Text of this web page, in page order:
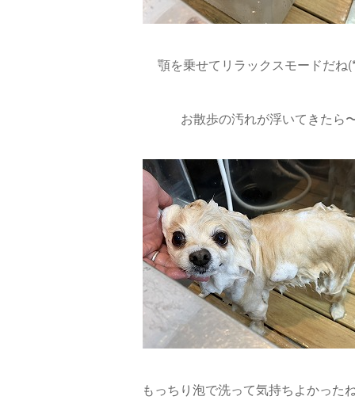
顎を乗せてリラックスモードだね
お散歩の汚れが浮いてきたら
もっちり泡で洗って気持ちよかった